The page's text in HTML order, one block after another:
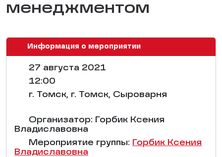
менеджментом
Информация о мероприятии
27 августа 2021
12:00
г. Томск, г. Томск, Сыроварня
Организатор: Горбик Ксения
Владиславовна
Мероприятие группы:
Горбик Ксения
Владиславовна